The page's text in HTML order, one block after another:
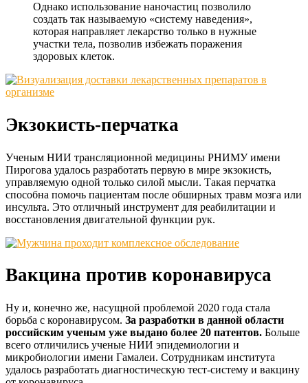
Однако использование наночастиц позволило
создать так называемую «систему наведения»,
которая направляет лекарство только в нужные
участки тела, позволив избежать поражения
здоровых клеток.
Экзокисть-перчатка
Ученым НИИ трансляционной медицины РНИМУ имени
Пирогова удалось разработать первую в мире экзокисть,
управляемую одной только силой мысли. Такая перчатка
способна помочь пациентам после обширных травм мозга или
инсульта. Это отличный инструмент для реабилитации и
восстановления двигательной функции рук.
Вакцина против коронавируса
Ну и, конечно же, насущной проблемой 2020 года стала
борьба с коронавирусом. За разработки в данной области
российским ученым уже выдано более 20 патентов. Больше
всего отличились ученые НИИ эпидемиологии и
микробиологии имени Гамалеи. Сотрудникам института
удалось разработать диагностическую тест-систему и вакцину